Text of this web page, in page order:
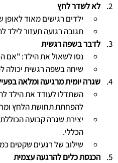
לא לשדר לחץ
ילדים רגישים מאוד
תגובה רגועה תעזור
לדבר בשפה רגשית
נסו לשאול את הילד: "אם
שיחה בשפה רגשית יכולה
שגרה יומית מרגיעה ומלאה
השתדלו לעודד את הילד
להפחתת תחושת הלחץ
יצירת שגרה קבועה
הכללי.
שילוב של רגעים שקטים
הכנסת כלים להרגעה עצמית